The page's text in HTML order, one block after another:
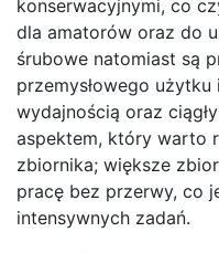
konserwacyjnymi, co
dla amatorów oraz do
śrubowe natomiast są
przemysłowego
wydajnością oraz
aspektem, który warto
zbiornika; większe
pracę bez przerwy, co
intensywnych zadań.